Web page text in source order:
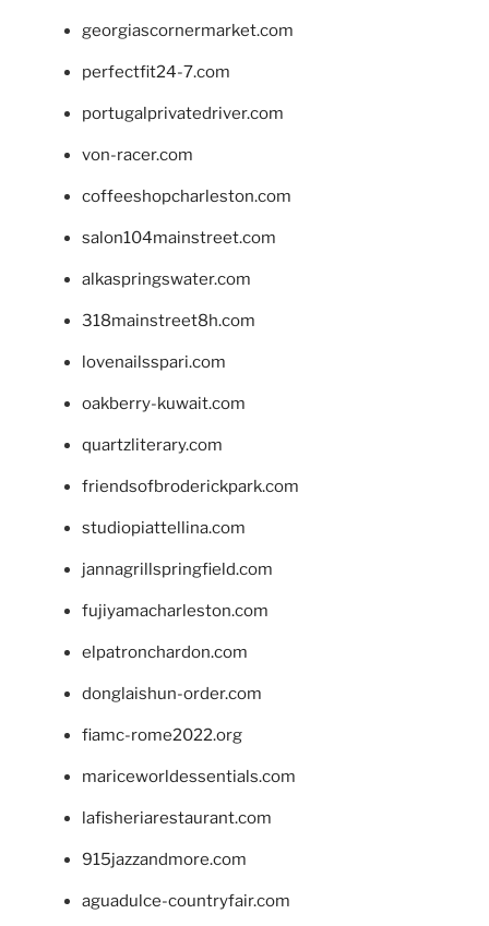
georgiascornermarket.com
perfectfit24-7.com
portugalprivatedriver.com
von-racer.com
coffeeshopcharleston.com
salon104mainstreet.com
alkaspringswater.com
318mainstreet8h.com
lovenailsspari.com
oakberry-kuwait.com
quartzliterary.com
friendsofbroderickpark.com
studiopiattellina.com
jannagrillspringfield.com
fujiyamacharleston.com
elpatronchardon.com
donglaishun-order.com
fiamc-rome2022.org
mariceworldessentials.com
lafisheriarestaurant.com
915jazzandmore.com
aguadulce-countryfair.com